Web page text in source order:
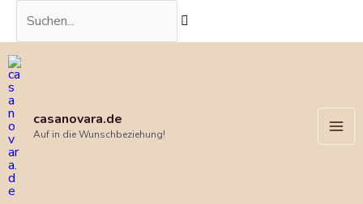
Inhalt
springen
casanovara.de
Auf in die Wunschbeziehung!